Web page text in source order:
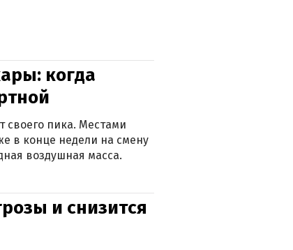
когда
своего пика. Местами
в конце недели на смену
воздушная масса.
и снизится